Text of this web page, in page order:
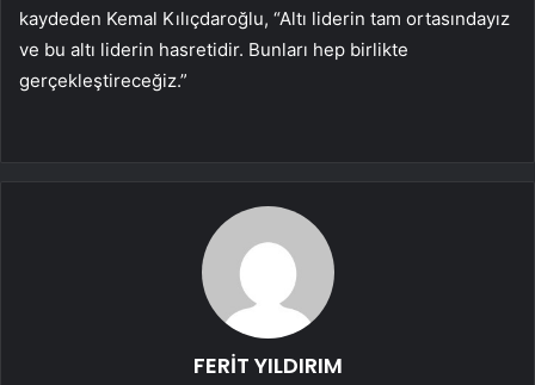
kaydeden Kemal Kılıçdaroğlu, “Altı liderin tam ortasındayız
ve bu altı liderin hasretidir. Bunları hep birlikte
gerçekleştireceğiz.”
FERİT YILDIRIM